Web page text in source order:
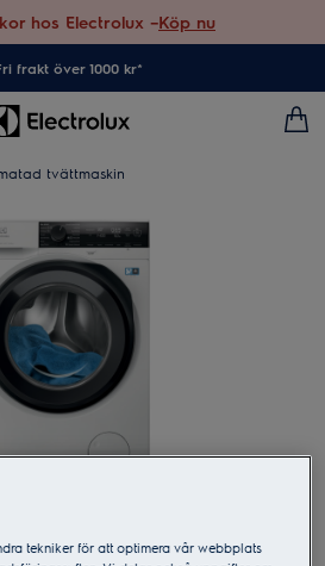
hos Electrolux –Köp nu
frakt över 1000 kr*
tvättmaskin
tekniker för att optimera vår webbplats